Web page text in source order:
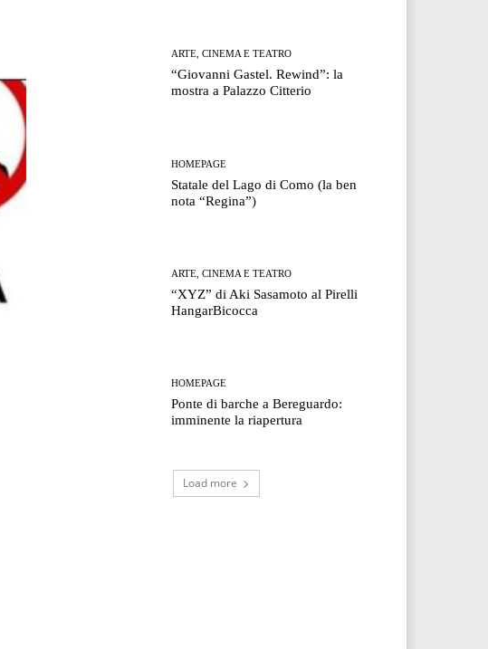
ARTE, CINEMA E TEATRO
“Giovanni Gastel. Rewind”: la
mostra a Palazzo Citterio
HOMEPAGE
Statale del Lago di Como (la ben
nota “Regina”)
ARTE, CINEMA E TEATRO
“XYZ” di Aki Sasamoto al Pirelli
HangarBicocca
HOMEPAGE
Ponte di barche a Bereguardo:
imminente la riapertura
Load more